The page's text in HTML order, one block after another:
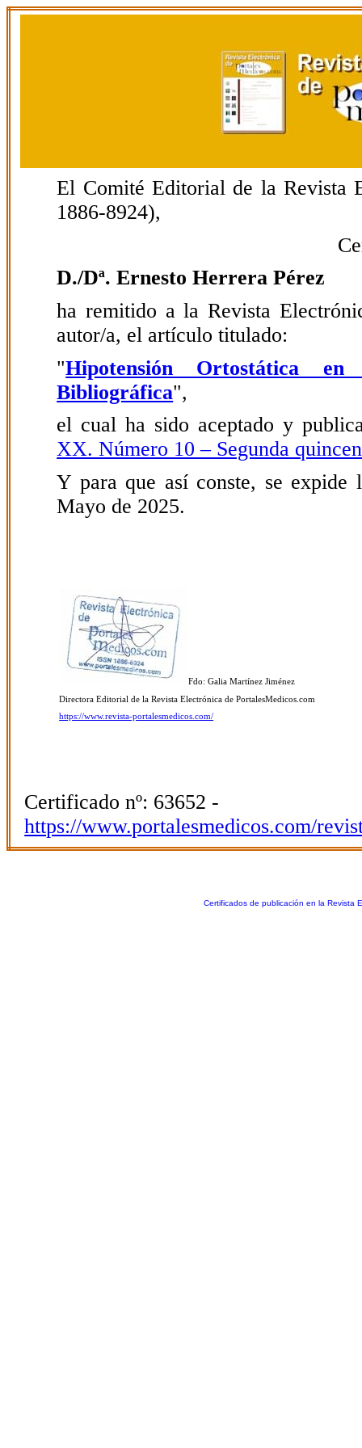
El Comité Editorial de la Revista
1886-8924),
D./Dª. Ernesto Herrera Pérez
ha remitido a la Revista
autor/a, el artículo titulado:
"Hipotensión Ortostática
Bibliográfica",
el cual ha sido aceptado y
XX. Número 10 – Segunda
Y para que así conste, se
Mayo de 2025.
Fdo: Galia Martínez Jiménez
Directora Editorial de la Revista Electrónica de PortalesMedicos.com
https://www.revista-portalesmedicos.com/
Certificado nº: 63652 -
https://www.portalesmedicos.com/
Certificados de publicación en la Revista